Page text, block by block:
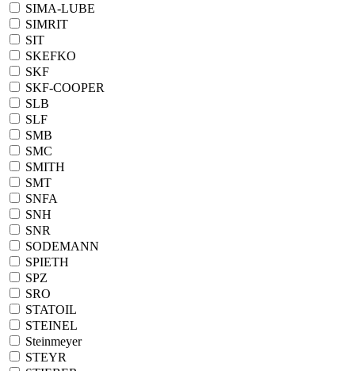
SIMA-LUBE
SIMRIT
SIT
SKEFKO
SKF
SKF-COOPER
SLB
SLF
SMB
SMC
SMITH
SMT
SNFA
SNH
SNR
SODEMANN
SPIETH
SPZ
SRO
STATOIL
STEINEL
Steinmeyer
STEYR